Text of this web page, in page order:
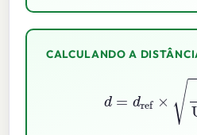
CALCULANDO A
ref